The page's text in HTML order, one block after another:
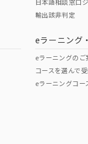
輸出該非判定
eラーニング
eラーニングのご
コースを選んで
eラーニングコー